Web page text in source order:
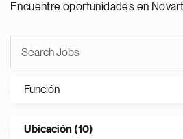
Encuentre oportunidades en
Función
Ubicación (10)